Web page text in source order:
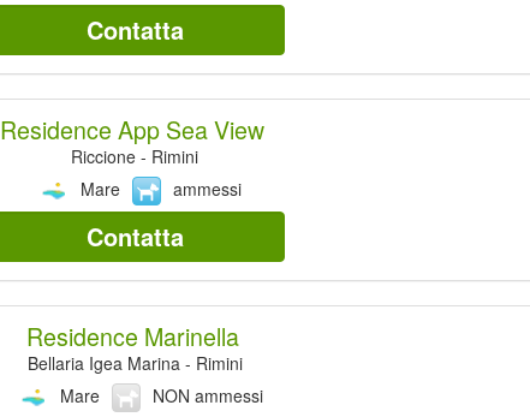
Contatta
Residence App Sea View
Riccione - Rimini
Mare
ammessi
Contatta
Residence Marinella
Bellaria Igea Marina - Rimini
Mare
NON ammessi